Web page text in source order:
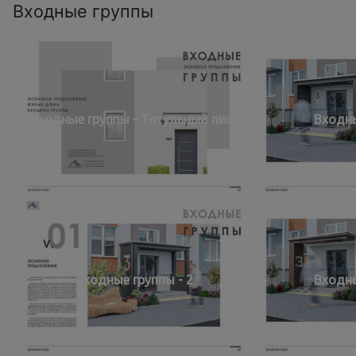
Входные группы
Входные группы - Титульный лист
Входные группы - 2